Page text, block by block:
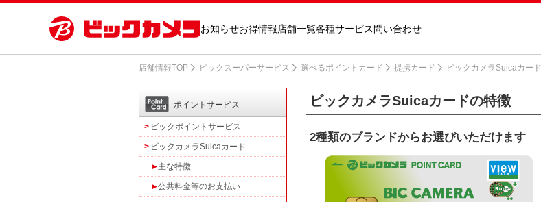
お知らせお得情報店舗一覧各種サービス問い合わせ
店舗情報TOP ビックスーパーサービス 選べるポイントカード 提携カード ビックカメラSuicaカード
ビックカメラSuicaカードの特徴
2種類のブランドからお選びいただけます
ポイントサービス
ビックポイントサービス
ビックカメラSuicaカード
主な特徴
公共料金等のお支払い